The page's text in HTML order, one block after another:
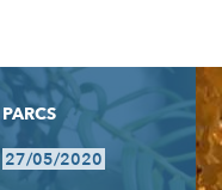
PARCS
27/05/2020